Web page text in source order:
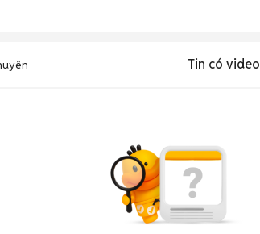
Tin có video